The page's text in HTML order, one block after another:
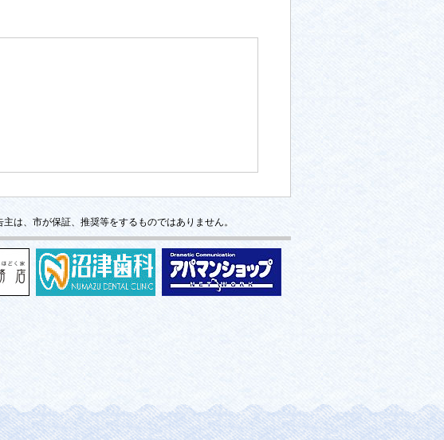
は、市が保証、推奨等をするものではありません。